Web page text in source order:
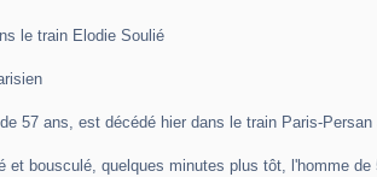
le train Elodie Soulié
57 ans, est décédé hier dans le train Paris-
et bousculé, quelques minutes plus tôt, l'homme